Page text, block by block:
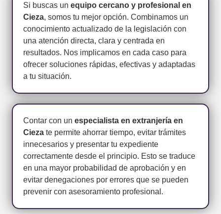
Si buscas un equipo cercano y profesional en
Cieza, somos tu mejor opción. Combinamos un
conocimiento actualizado de la legislación con
una atención directa, clara y centrada en
resultados. Nos implicamos en cada caso para
ofrecer soluciones rápidas, efectivas y adaptadas
a tu situación.
Contar con un especialista en extranjería en
Cieza te permite ahorrar tiempo, evitar trámites
innecesarios y presentar tu expediente
correctamente desde el principio. Esto se traduce
en una mayor probabilidad de aprobación y en
evitar denegaciones por errores que se pueden
prevenir con asesoramiento profesional.